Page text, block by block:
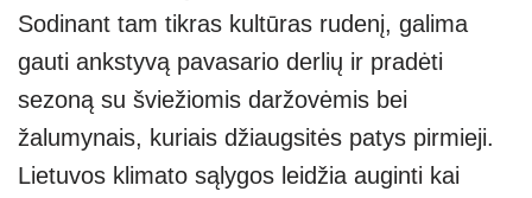
Sodinant tam tikras kultūras rudenį, galima
gauti ankstyvą pavasario derlių ir pradėti
sezoną su šviežiomis daržovėmis bei
žalumynais, kuriais džiaugsitės patys pirmieji.
Lietuvos klimato sąlygos leidžia auginti kai